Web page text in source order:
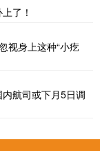
了！
视身上这种“小疙
航司或下月5日调